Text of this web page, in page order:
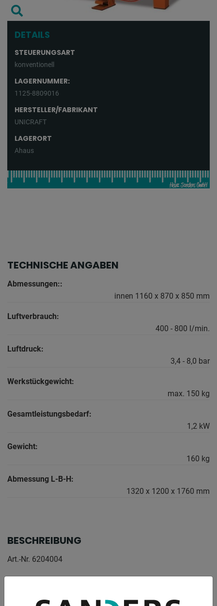
DETAILS
STEUERUNGSART
konventionell
LAGERNUMMER:
1125-8809016
HERSTELLER/FABRIKANT
UNICRAFT
LAGERORT
Ahaus
TECHNISCHE ANGABEN
Abmessungen::
innen 1160 x 870 x 850 mm
Luftverbrauch:
400 - 800 l/min.
Luftdruck:
3,4 - 8,0 bar
Werkstückgewicht:
max. 150 kg
Gesamtleistungsbedarf:
1,2 kW
Gewicht:
160 kg
Abmessung L-B-H:
1320 x 1200 x 1760 mm
BESCHREIBUNG
Art.-Nr. 6204004